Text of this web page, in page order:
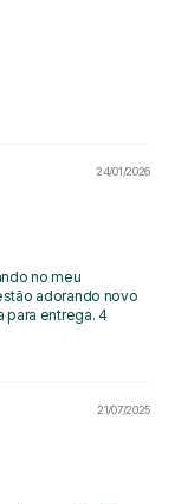
24/01/2026
no meu
adorando novo
para entrega. 4
21/07/2025